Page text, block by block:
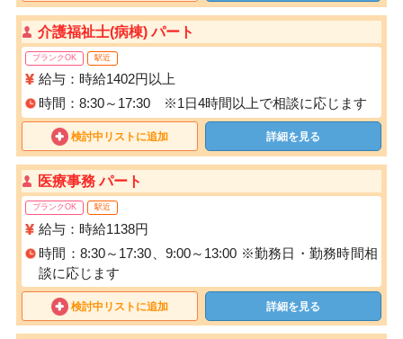
介護福祉士(病棟) パート
ブランクOK 駅近
給与：時給1402円以上
時間：8:30～17:30 ※1日4時間以上で相談に応じます
検討中リストに追加 詳細を見る
医療事務 パート
ブランクOK 駅近
給与：時給1138円
時間：8:30～17:30、9:00～13:00 ※勤務日・勤務時間相
談に応じます
検討中リストに追加 詳細を見る